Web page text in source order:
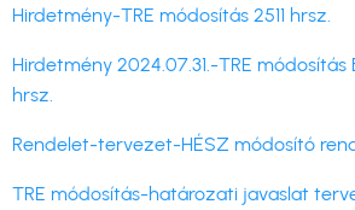
Hirdetmény-TRE módosítás 2511 hrsz.
Hirdetmény 2024.07.31.-TRE módosítás
hrsz.
Rendelet-tervezet-HÉSZ módosító
TRE módosítás-határozati javaslat